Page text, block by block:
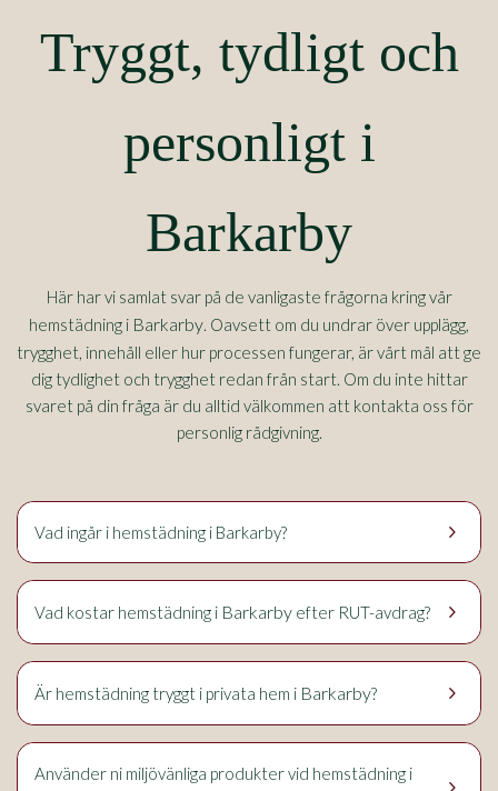
Tryggt, tydligt och
personligt i
Barkarby
Här har vi samlat svar på de vanligaste frågorna kring vår
hemstädning i Barkarby. Oavsett om du undrar över upplägg,
trygghet, innehåll eller hur processen fungerar, är vårt mål att ge
dig tydlighet och trygghet redan från start. Om du inte hittar
svaret på din fråga är du alltid välkommen att kontakta oss för
personlig rådgivning.
keyboard_arrow_right
Vad ingår i hemstädning i Barkarby?
keyboard_arrow_right
Vad kostar hemstädning i Barkarby efter RUT-avdrag?
keyboard_arrow_right
Är hemstädning tryggt i privata hem i Barkarby?
Använder ni miljövänliga produkter vid hemstädning i